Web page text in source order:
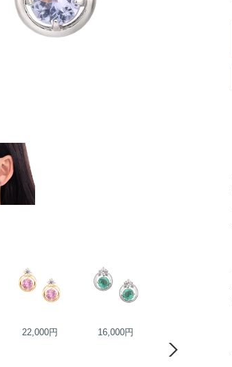
22,000円 16,000円